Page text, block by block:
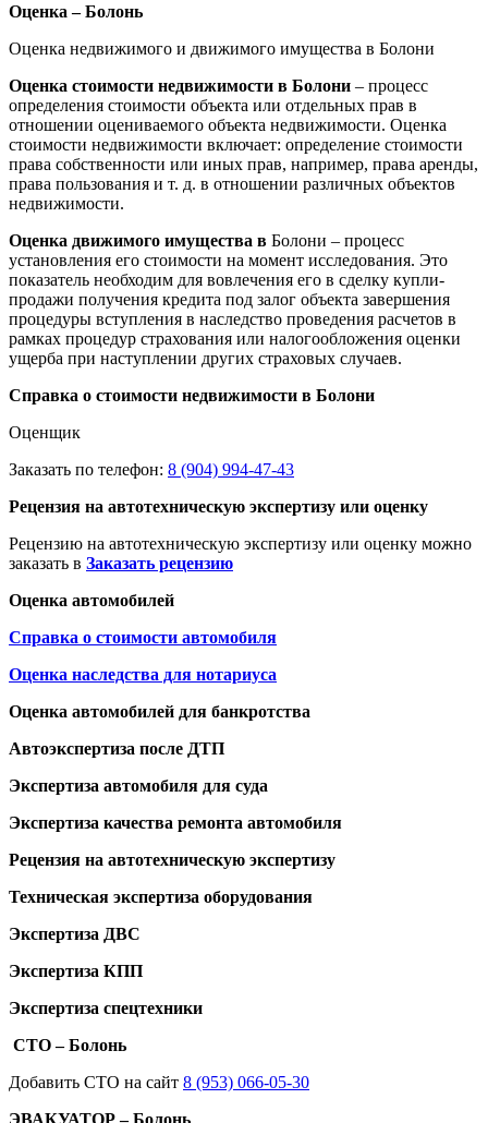
Оценка – Болонь
Оценка недвижимого и движимого имущества в Болони
Оценка стоимости недвижимости в Болони – процесс
определения стоимости объекта или отдельных прав в
отношении оцениваемого объекта недвижимости. Оценка
стоимости недвижимости включает: определение стоимости
права собственности или иных прав, например, права аренды,
права пользования и т. д. в отношении различных объектов
недвижимости.
Оценка движимого имущества в Болони – процесс
установления его стоимости на момент исследования. Это
показатель необходим для вовлечения его в сделку купли-
продажи получения кредита под залог объекта завершения
процедуры вступления в наследство проведения расчетов в
рамках процедур страхования или налогообложения оценки
ущерба при наступлении других страховых случаев.
Справка о стоимости недвижимости в Болони
Оценщик
Заказать по телефон: 8 (904) 994-47-43
Рецензия на автотехническую экспертизу или оценку
Рецензию на автотехническую экспертизу или оценку можно
заказать в Заказать рецензию
Оценка автомобилей
Справка о стоимости автомобиля
Оценка наследства для нотариуса
Оценка автомобилей для банкротства
Автоэкспертиза после ДТП
Экспертиза автомобиля для суда
Экспертиза качества ремонта автомобиля
Рецензия на автотехническую экспертизу
Техническая экспертиза оборудования
Экспертиза ДВС
Экспертиза КПП
Экспертиза спецтехники
СТО – Болонь
Добавить СТО на сайт 8 (953) 066-05-30
ЭВАКУАТОР – Болонь